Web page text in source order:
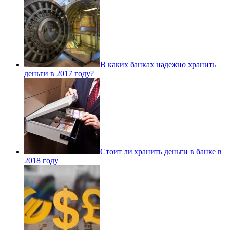
В каких банках надежно хранить
деньги в 2017 году?
Стоит ли хранить деньги в банке в
2018 году